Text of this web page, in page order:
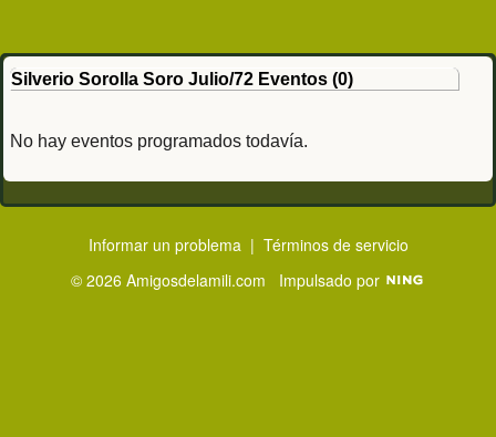
Silverio Sorolla Soro Julio/72 Eventos (0)
No hay eventos programados todavía.
Informar un problema | Términos de servicio
© 2026 Amigosdelamili.com Impulsado por